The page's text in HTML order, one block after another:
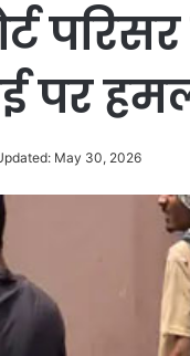
पर
May 30, 2026